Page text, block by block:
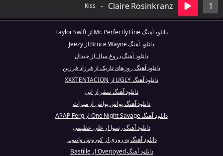
1
Claire Rosinkranz
-
Kiss
دانلود آهنگ Mr. Perfectly Fine از Taylor Swift
دانلود آهنگ Bruce Wayne از Jeezy
دانلود آهنگ دروغ سال از جیدال
دانلود آهنگ روزهای تاریک از فرزاد فرزین
دانلود آهنگ UGLY از XXXTENTACION
دانلود آهنگ سفر از ابی
دانلود آهنگ یواش یواش از میراث
دانلود آهنگ One Night Savage از A$AP Ferg
دانلود آهنگ رسوا از علی عظیمی
دانلود آهنگ یه روزی از کوروش وانتونز
دانلود آهنگ Overjoyed از Bastille